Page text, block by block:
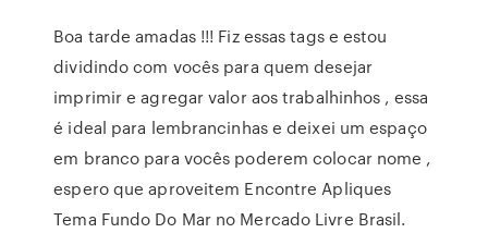
Boa tarde amadas !!! Fiz essas tags e estou
dividindo com vocês para quem desejar
imprimir e agregar valor aos trabalhinhos , essa
é ideal para lembrancinhas e deixei um espaço
em branco para vocês poderem colocar nome ,
espero que aproveitem Encontre Apliques
Tema Fundo Do Mar no Mercado Livre Brasil.